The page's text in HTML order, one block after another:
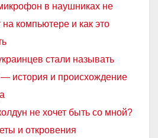
в наушниках не
на компьютере и как это
стали называть
история и происхождение
не хочет быть со мной?
и откровения